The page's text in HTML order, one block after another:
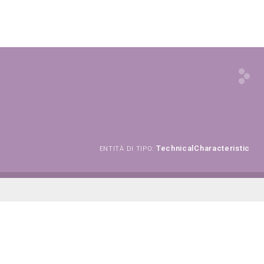
ENTITÀ DI TIPO: TechnicalCharacteristic